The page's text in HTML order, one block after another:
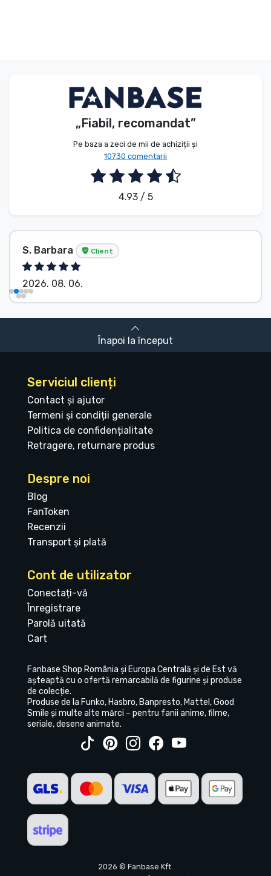
„Fiabil, recomandat”
Pe baza a zeci de mii de achiziții și
10730 comentarii
4.93 / 5
S. Barbara Client
2026. 08. 06.
Înapoi la început
Serviciul clienți
Contact și ajutor
Termeni și condiții generale
Politica de confidențialitate
Retragere, returnare produs
Despre noi
Blog
FanToken
Recenzii
Transport și plată
Cont de utilizator
Conectați-vă
Înregistrare
Parolă uitată
Cart
Fanbase Shop România și Europa Centrală și de Est vă
așteaptă cu o ofertă remarcabilă de figurine și produse
de colecție.
Produse de la Funko, Hasbro, Banpresto, Mattel, Good
Smile și multe alte mărci – pentru fanii anime, filme,
seriale, desene animate.
2026 © Fanbase Kft.